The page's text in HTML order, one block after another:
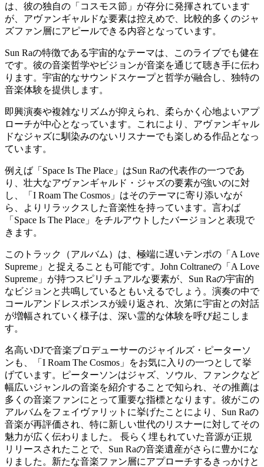
は、彼の独自の「コスモス節」が存分に発揮されています
が、アヴァンギャルドな要素は控えめで、比較的多くのジャ
ズファン層にアピールできる内容となっています。
Sun Raの特徴である宇宙的なテーマは、このライブでも健在
です。彼の音楽哲学やビジョンが音楽を通じて聴き手に伝わ
ります。宇宙的なサウンドスケープと哲学が融合し、独特の
音楽体験を提供します。
即興演奏や複雑なリズムが抑えられ、柔らかく心地よいアプ
ローチが中心となっています。これにより、アヴァンギャル
ドなジャズに馴染みのないリスナーでも楽しめる作品となっ
ています。
例えば「Space Is The Place」はSun Raの代表作の一つであ
り、壮大なアヴァンギャルド・ジャズの要素が強いのに対
し、「I Roam The Cosmos」はそのテーマに寄り添いなが
ら、よりリラックスした音楽性を持っています。言わば
「Space Is The Place」をチルアウトしたバージョンと表現で
きます。
このトラック（アルバム）は、極端に遅いテンポの「A Love
Supreme」と捉えることも可能です。John Coltraneの「A Love
Supreme」が持つスピリチュアルな要素が、Sun Raの宇宙的
なビジョンと共鳴しているともいえるでしょう。演奏の中で
コールアンドレスポンスが繰り返され、次第に宇宙との対話
が増幅されていく様子は、深い霊的な体験を呼び起こしま
す。
名高いDJで音楽プロデューサーのジャイルズ・ピーターソ
ンも、「I Roam The Cosmos」をお気に入りの一つとして挙
げています。ピーターソンはジャズ、ソウル、ファンクなど
幅広いジャンルの音楽を紹介することで知られ、その推薦は
多くの音楽ファンにとって重要な指標となります。彼がこの
アルバムをフェイヴァリットに挙げたことにより、Sun Raの
音楽が再評価され、特に新しい世代のリスナーに対してその
魅力が広く伝わりました。 長らく埋もれていた音源が正規
リリースされたことで、Sun Raの音楽遺産がさらに豊かにな
りました。新たな音楽ファン層にアプローチするきっかけと